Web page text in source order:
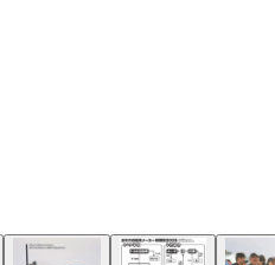
会見を行なった3社連合。（左